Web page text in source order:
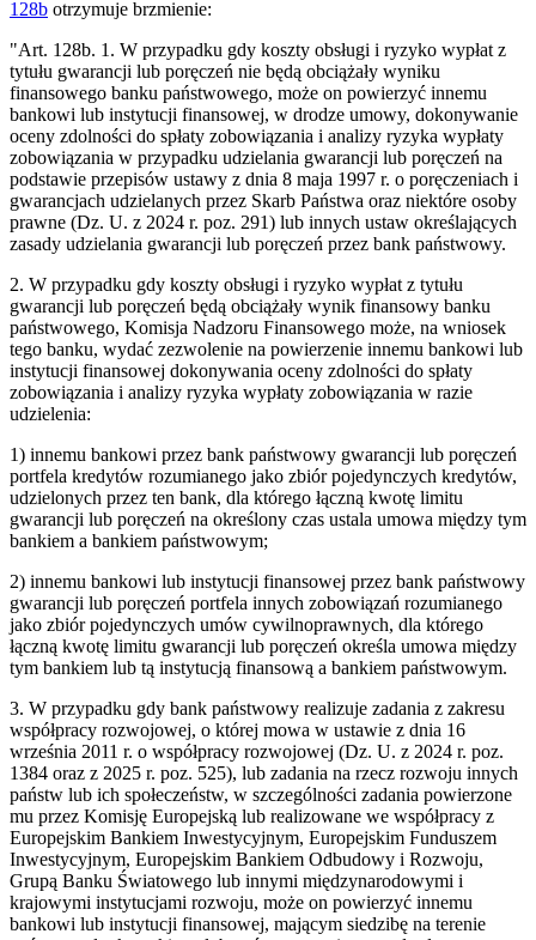
128b otrzymuje brzmienie:
"Art. 128b. 1. W przypadku gdy koszty obsługi i ryzyko wypłat z
tytułu gwarancji lub poręczeń nie będą obciążały wyniku
finansowego banku państwowego, może on powierzyć innemu
bankowi lub instytucji finansowej, w drodze umowy, dokonywanie
oceny zdolności do spłaty zobowiązania i analizy ryzyka wypłaty
zobowiązania w przypadku udzielania gwarancji lub poręczeń na
podstawie przepisów ustawy z dnia 8 maja 1997 r. o poręczeniach i
gwarancjach udzielanych przez Skarb Państwa oraz niektóre osoby
prawne (Dz. U. z 2024 r. poz. 291) lub innych ustaw określających
zasady udzielania gwarancji lub poręczeń przez bank państwowy.
2. W przypadku gdy koszty obsługi i ryzyko wypłat z tytułu
gwarancji lub poręczeń będą obciążały wynik finansowy banku
państwowego, Komisja Nadzoru Finansowego może, na wniosek
tego banku, wydać zezwolenie na powierzenie innemu bankowi lub
instytucji finansowej dokonywania oceny zdolności do spłaty
zobowiązania i analizy ryzyka wypłaty zobowiązania w razie
udzielenia:
1) innemu bankowi przez bank państwowy gwarancji lub poręczeń
portfela kredytów rozumianego jako zbiór pojedynczych kredytów,
udzielonych przez ten bank, dla którego łączną kwotę limitu
gwarancji lub poręczeń na określony czas ustala umowa między tym
bankiem a bankiem państwowym;
2) innemu bankowi lub instytucji finansowej przez bank państwowy
gwarancji lub poręczeń portfela innych zobowiązań rozumianego
jako zbiór pojedynczych umów cywilnoprawnych, dla którego
łączną kwotę limitu gwarancji lub poręczeń określa umowa między
tym bankiem lub tą instytucją finansową a bankiem państwowym.
3. W przypadku gdy bank państwowy realizuje zadania z zakresu
współpracy rozwojowej, o której mowa w ustawie z dnia 16
września 2011 r. o współpracy rozwojowej (Dz. U. z 2024 r. poz.
1384 oraz z 2025 r. poz. 525), lub zadania na rzecz rozwoju innych
państw lub ich społeczeństw, w szczególności zadania powierzone
mu przez Komisję Europejską lub realizowane we współpracy z
Europejskim Bankiem Inwestycyjnym, Europejskim Funduszem
Inwestycyjnym, Europejskim Bankiem Odbudowy i Rozwoju,
Grupą Banku Światowego lub innymi międzynarodowymi i
krajowymi instytucjami rozwoju, może on powierzyć innemu
bankowi lub instytucji finansowej, mającym siedzibę na terenie